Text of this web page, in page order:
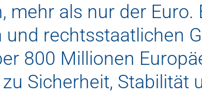
als nur der Euro.
rechtsstaatlichen
800 Millionen
Sicherheit, Stabilität